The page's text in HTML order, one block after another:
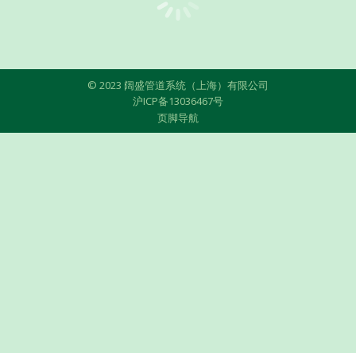
© 2023 阔盛管道系统（上海）有限公司
沪ICP备13036467号
页脚导航